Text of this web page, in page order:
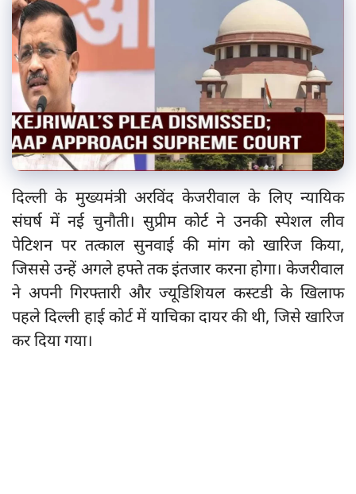
दिल्ली के मुख्यमंत्री अरविंद केजरीवाल के लिए न्यायिक
संघर्ष में नई चुनौती। सुप्रीम कोर्ट ने उनकी स्पेशल लीव
पेटिशन पर तत्काल सुनवाई की मांग को खारिज किया,
जिससे उन्हें अगले हफ्ते तक इंतजार करना होगा। केजरीवाल
ने अपनी गिरफ्तारी और ज्यूडिशियल कस्टडी के खिलाफ
पहले दिल्ली हाई कोर्ट में याचिका दायर की थी, जिसे खारिज
कर दिया गया।